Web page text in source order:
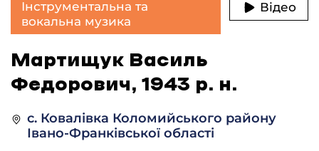
Інструментальна та
вокальна музика
Відео
Мартищук Василь
Федорович, 1943 р. н.
с. Ковалівка Коломийського району
Івано-Франківської області